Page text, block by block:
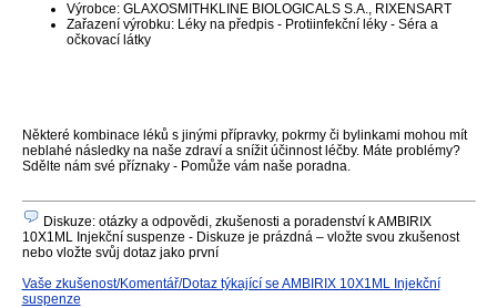
Výrobce: GLAXOSMITHKLINE BIOLOGICALS S.A., RIXENSART
Zařazení výrobku: Léky na předpis - Protiinfekční léky - Séra a
očkovací látky
Některé kombinace léků s jinými přípravky, pokrmy či bylinkami mohou mít
neblahé následky na naše zdraví a snížit účinnost léčby. Máte problémy?
Sdělte nám své příznaky - Pomůže vám naše poradna.
Diskuze: otázky a odpovědi, zkušenosti a poradenství k AMBIRIX
10X1ML Injekční suspenze - Diskuze je prázdná – vložte svou zkušenost
nebo vložte svůj dotaz jako první
Vaše zkušenost/Komentář/Dotaz týkající se AMBIRIX 10X1ML Injekční
suspenze